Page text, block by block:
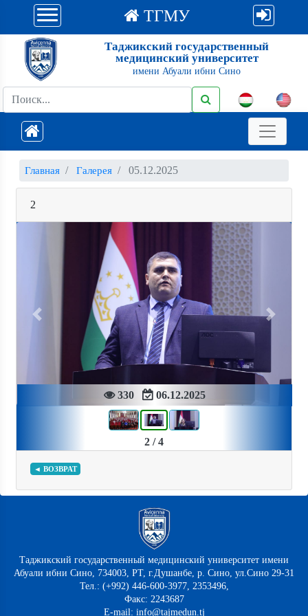
ТГМУ
Таджикский государственный
медицинский университет
имени Абуали ибни Сино
Главная Галерея 05.12.2025
2
330 06.12.2025
Previous Next
2 / 4
◄ ВОЗВРАТ
Таджикский государственный медицинский университет имени
Абуали ибни Сино, 734003, РТ, г.Душанбе, р. Сино, ул.Сино 29-31
Тел.: (+992) 446-600-3977, 2353496,
Факс: 2243687
E-mail: info@tajmedun.tj